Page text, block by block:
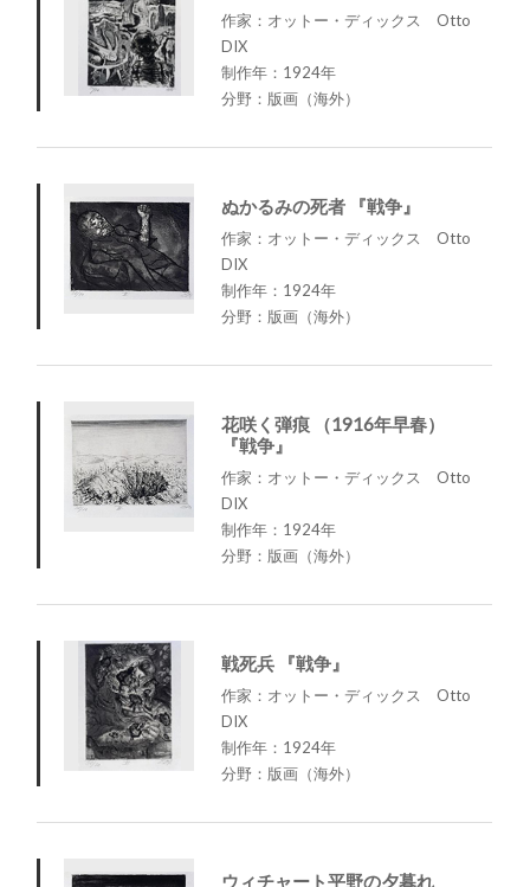
作家：オットー・ディックス Otto
DIX
制作年：1924年
分野：版画（海外）
ぬかるみの死者 『戦争』
作家：オットー・ディックス Otto
DIX
制作年：1924年
分野：版画（海外）
花咲く弾痕 （1916年早春）
『戦争』
作家：オットー・ディックス Otto
DIX
制作年：1924年
分野：版画（海外）
戦死兵 『戦争』
作家：オットー・ディックス Otto
DIX
制作年：1924年
分野：版画（海外）
ウィチャート平野の夕暮れ